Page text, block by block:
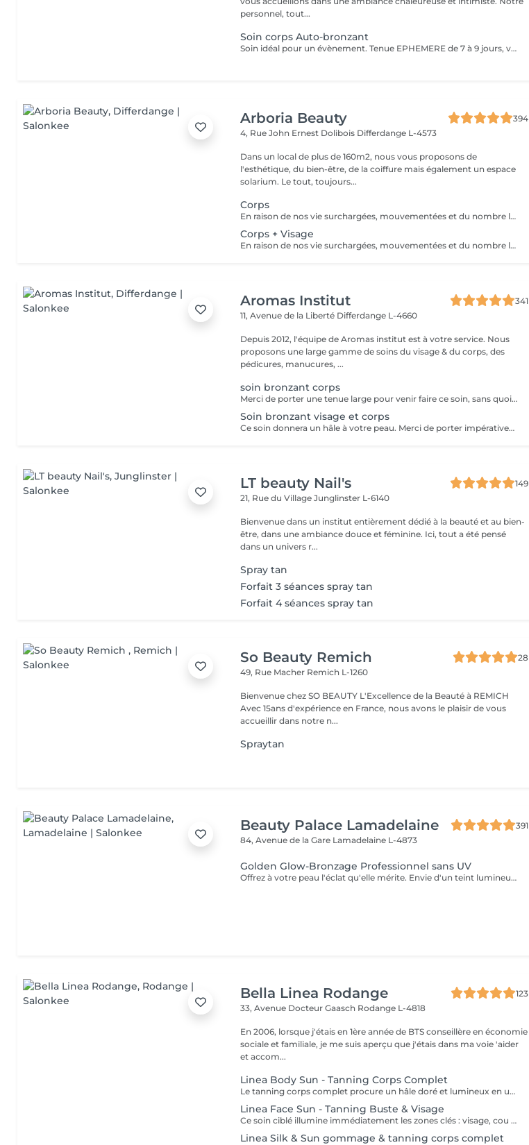
personnel, tout...
Soin corps Auto-bronzant
Soin idéal pour un évènement. Tenue EPHEMERE de 7 à 9 jours, va s'estomper progressivement au fil de jours.. Cette prestation se fait à l'aide d'un produit auto-bronzant que nous appliquerons sur tout le corps. Pénétration immédiate, ne colle pas, ne tache pas. Le rendu sera un bronzage naturel (pas couleur orange) et uniforme dans les heures qui suivent. Le jour du soin portez de préférence des vêtements amples. Attendre environ 6 heures avant de prendre une douche. L'auto-bronzant touche la couche superficielle de la peau donc s'estompe progressivement. Nous préconisons un gommage la veille pour intensifier le soin..
Arboria Beauty
394
4, Rue John Ernest Dolibois Differdange L-4573
Dans un local de plus de 160m2, nous vous proposons de
l'esthétique, du bien-être, de la coiffure mais également un espace
solarium. Le tout, toujours...
Corps
En raison de nos vie surchargées, mouvementées et du nombre limité d'heures d'ensoleillement dans notre région, il est souvent difficile de conserver de manière saine le teint hâlé et la bonne mine des vacances. Et lorsque le soleil se montre facilement, il faut alors tenir compte des dangers des rayons UV. Voici ce qui nous a motivés à developper le produit 'Natural Taming Spray' une manière simple, saine et sûre d'avoir un bronzage naturel et uniforme toute l'année :)
Corps + Visage
En raison de nos vie surchargées, mouvementées et du nombre limité d'heures d'ensoleillement dans notre région, il est souvent difficile de conserver de manière saine le teint hâlé et la bonne mine des vacances. Et lorsque le soleil se montre facilement, il faut alors tenir compte des dangers des rayons UV. Voici ce qui nous a motivés à developper le produit 'Natural Taming Spray' une manière simple, saine et sûre d'avoir un bronzage naturel et uniforme toute l'année :)
Aromas Institut
341
11, Avenue de la Liberté Differdange L-4660
Depuis 2012, l'équipe de Aromas institut est à votre service. Nous
proposons une large gamme de soins du visage & du corps, des
pédicures, manucures, ...
soin bronzant corps
Merci de porter une tenue large pour venir faire ce soin, sans quoi un risque de traces est possible.
Soin bronzant visage et corps
Ce soin donnera un hâle à votre peau. Merci de porter impérativement des vêtements amples et de faire un gommage à la maison ou en institut la veille. Les épilations le jour même ou la veille ne sont pas recommandées car cela peut laisser des marques sur le corps.
LT beauty Nail's
149
21, Rue du VillageJunglinster L-6140
Bienvenue dans un institut entièrement dédié à la beauté et au bien-
être, dans une ambiance douce et féminine. Ici, tout a été pensé
dans un univers r...
Spray tan
Forfait 3 séances spray tan
Forfait 4 séances spray tan
So Beauty Remich
28
49, Rue Macher Remich L-1260
Bienvenue chez SO BEAUTY L'Excellence de la Beauté à REMICH
Avec 15ans d'expérience en France, nous avons le plaisir de vous
accueillir dans notre n...
Spraytan
Beauty Palace Lamadelaine
391
84, Avenue de la Gare Lamadelaine L-4873
Golden Glow-Bronzage Professionnel sans UV
Offrez à votre peau l'éclat qu'elle mérite. Envie d'un teint lumineux et d'un effet retour de vacances toute l'année ? Le Golden Glow est un spray tanning professionnel qui sublime votre peau en quelques minutes seulement. Un bronzage sur mesure, naturel ou intense selon vos envies, sans exposition aux UV. - Glow immédiat - Teint uniforme et lumineux - Silhouette visuellement sublimée - Idéal avant événement, vacances ou shooting Chaque séance est personnalisée selon votre carnation et l'intensité souhaitée afin de garantir un résultat harmonieux et élégant, sans effet artificiel. !!! Prévoir des vêtements amples et foncés (noirs de préférence) après la séance !!! Important Préparation de la peau Pour un résultat optimal, un gommage doit être réalisé 24h avant la séance de tanning. Si vous souhaitez réserver un Tanning + Gommage, merci de nous appeler directement afin d'organiser le gommage 24h à l'avance et garantir un résultat uniforme et durable.
Bella Linea Rodange
123
33, Avenue Docteur Gaasch Rodange L-4818
En 2006, lorsque j'étais en 1ère année de BTS conseillère en économie
sociale et familiale, je me suis aperçu que j'étais dans ma voie 'aider
et accom...
Linea Body Sun - Tanning Corps Complet
Le tanning corps complet procure un hâle doré et lumineux en un seul rendez-vous. La lotion autobronzante professionnelle est appliquée de façon homogène, garantissant un bronzage uniforme et naturel, adapté à votre carnation. Les bénéfices : Teint hâlé et éclatant Résultat immédiat et homogène Sans exposition aux UV Une solution parfaite pour un effet bonne mine tout au long de l'année.
Linea Face Sun - Tanning Buste & Visage
Ce soin ciblé illumine immédiatement les zones clés : visage, cou et décolleté. La lotion autobronzante est appliquée avec précision pour offrir un hâle homogène et élégant, parfaitement adapté à votre carnation. Les bénéfices : Teint lumineux et uniforme sur les zones visibles Bonne mine instantanée, sans soleil Résultat naturel et élégant Un soin express qui redonne éclat et confiance en un clin d'il.
Linea Silk & Sun gommage & tanning corps complet